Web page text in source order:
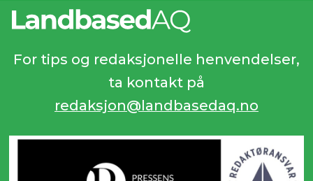
For tips og redaksjonelle henvendelser,
ta kontakt på
redaksjon@landbasedaq.no